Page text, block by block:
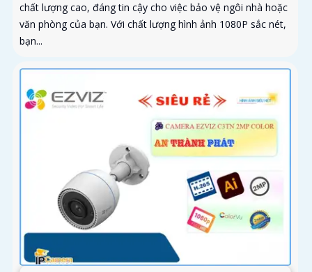
chất lượng cao, đáng tin cậy cho việc bảo vệ ngôi nhà hoặc
văn phòng của bạn. Với chất lượng hình ảnh 1080P sắc nét,
bạn...